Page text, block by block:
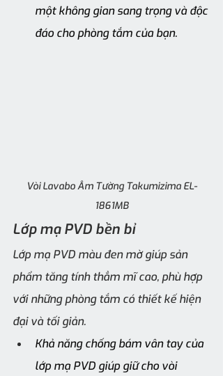
một không gian sang trọng và độc
đáo cho phòng tắm của bạn.
Vòi Lavabo Âm Tường Takumizima EL-
1861MB
Lớp mạ PVD bền bỉ
Lớp mạ PVD màu đen mờ giúp sản
phẩm tăng tính thẳm mĩ cao, phù hợp
với những phòng tắm có thiết kế hiện
đại và tối giản.
Khả năng chống bám vân tay của
lớp mạ PVD giúp giữ cho vòi